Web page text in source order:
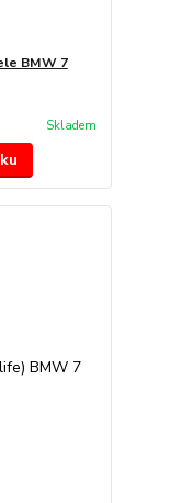
BMW 7
Skladem